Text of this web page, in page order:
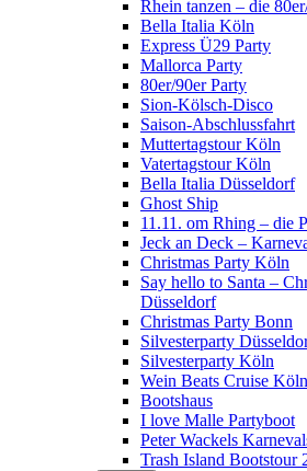
Rhein tanzen – die
Bella Italia Köln
Express Ü29 Party
Mallorca Party
80er/90er Party
Sion-Kölsch-Disco
Saison-Abschlussfahrt
Muttertagstour Köln
Vatertagstour Köln
Bella Italia Düsseldorf
Ghost Ship
11.11. om Rhing – die
Jeck an Deck –
Christmas Party Köln
Say hello to Santa –
Düsseldorf
Christmas Party Bonn
Silvesterparty
Silvesterparty Köln
Wein Beats Cruise Köln
Bootshaus
I love Malle Partyboot
Peter Wackels
Trash Island Bootstour